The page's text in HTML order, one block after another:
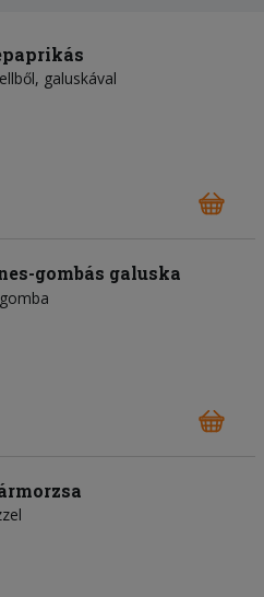
galuskával
gombás galuska
gomba